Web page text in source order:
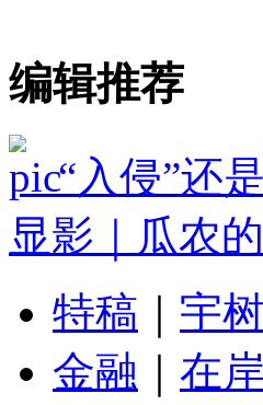
编辑推荐
“入侵”还
显影｜瓜农
特稿
宇
金融
在